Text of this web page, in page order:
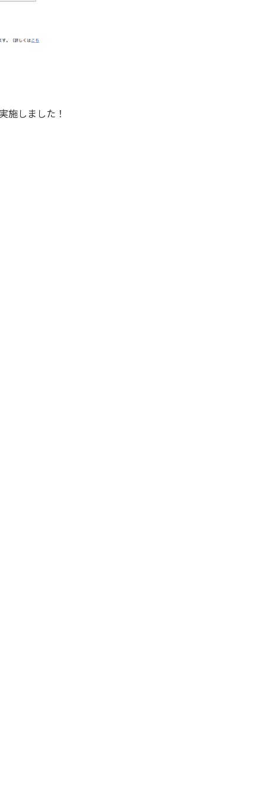
施しました！